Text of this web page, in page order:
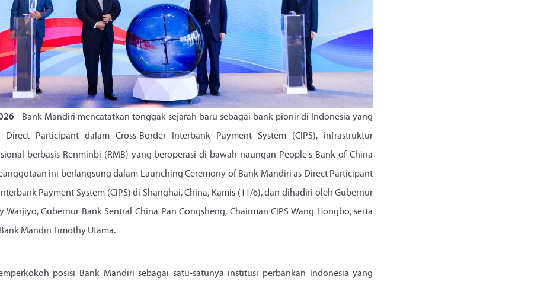
- Bank Mandiri mencatatkan tonggak sejarah baru sebagai bank pionir di Indonesia yang
Direct Participant dalam Cross-Border Interbank Payment System (CIPS), infrastruktur
berbasis Renminbi (RMB) yang beroperasi di bawah naungan People's Bank of China
ini berlangsung dalam Launching Ceremony of Bank Mandiri as Direct Participant
Payment System (CIPS) di Shanghai, China, Kamis (11/6), dan dihadiri oleh Gubernur
Warjiyo, Gubernur Bank Sentral China Pan Gongsheng, Chairman CIPS Wang Hongbo, serta
Mandiri Timothy Utama.
posisi Bank Mandiri sebagai satu-satunya institusi perbankan Indonesia yang